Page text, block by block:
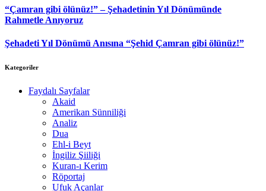
“Çamran gibi ölünüz!” – Şehadetinin Yıl Dönümünde
Rahmetle Anıyoruz
Şehadeti Yıl Dönümü Anısına “Şehid Çamran gibi ölünüz!”
Kategoriler
Faydalı Sayfalar
Akaid
Amerikan Sünniliği
Analiz
Dua
Ehl-i Beyt
İngiliz Şiiliği
Kuran-ı Kerim
Röportaj
Ufuk Açanlar